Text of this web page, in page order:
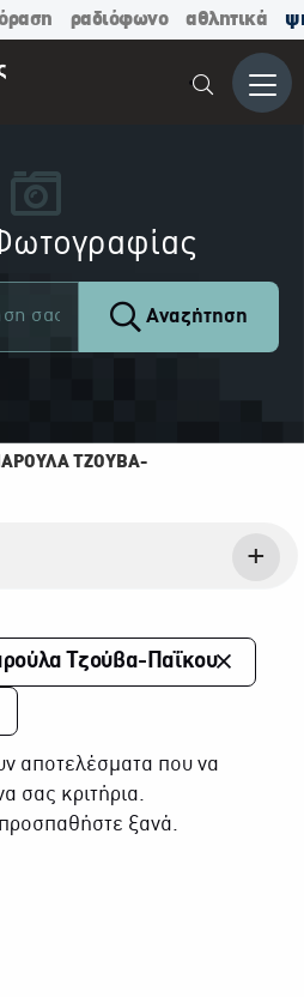
ραδιόφωνο αθλητικά
Μενού
Αναζήτηση
ΤΖΟΎΒΑ-
Τζούβα-Παΐκου
αποτελέσματα που να
σας κριτήρια.
προσπαθήστε ξανά.